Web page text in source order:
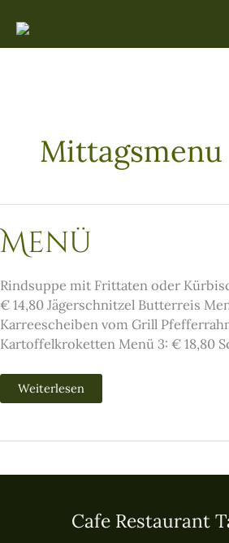
Inhalt
springen
Mittagsmenu
Menü
Rindsuppe mit Frittaten oder
€ 14,80 Jägerschnitzel Butterreis
Karreescheiben vom Grill
Kartoffelkroketten Menü 3: € 18,80
Menü
Weiterlesen
Cafe Restaurant